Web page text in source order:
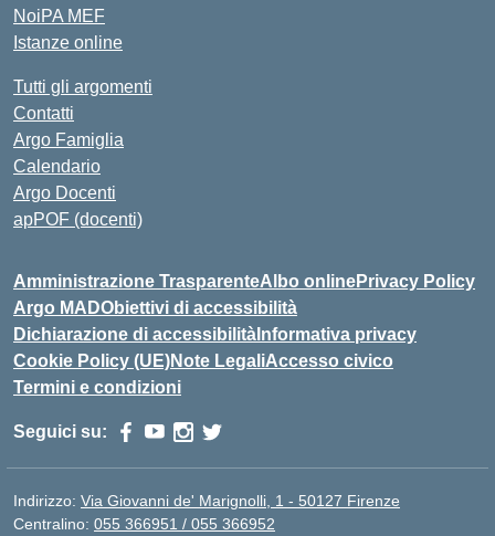
NoiPA MEF
Istanze online
Tutti gli argomenti
Contatti
Argo Famiglia
Calendario
Argo Docenti
apPOF (docenti)
Amministrazione TrasparenteAlbo onlinePrivacy Policy
Argo MADObiettivi di accessibilità
Dichiarazione di accessibilità Informativa privacy
Cookie Policy (UE)Note LegaliAccesso civico
Termini e condizioni
Seguici su:
Indirizzo: Via Giovanni de' Marignolli, 1 - 50127 Firenze
Centralino: 055 366951 / 055 366952